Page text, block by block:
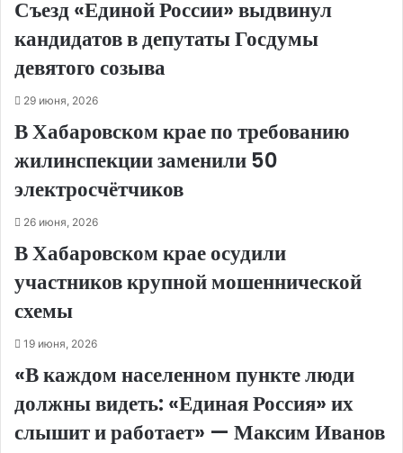
Съезд «Единой России» выдвинул
кандидатов в депутаты Госдумы
девятого созыва
29 июня, 2026
В Хабаровском крае по требованию
жилинспекции заменили 50
электросчётчиков
26 июня, 2026
В Хабаровском крае осудили
участников крупной мошеннической
схемы
19 июня, 2026
«В каждом населенном пункте люди
должны видеть: «Единая Россия» их
слышит и работает» — Максим Иванов